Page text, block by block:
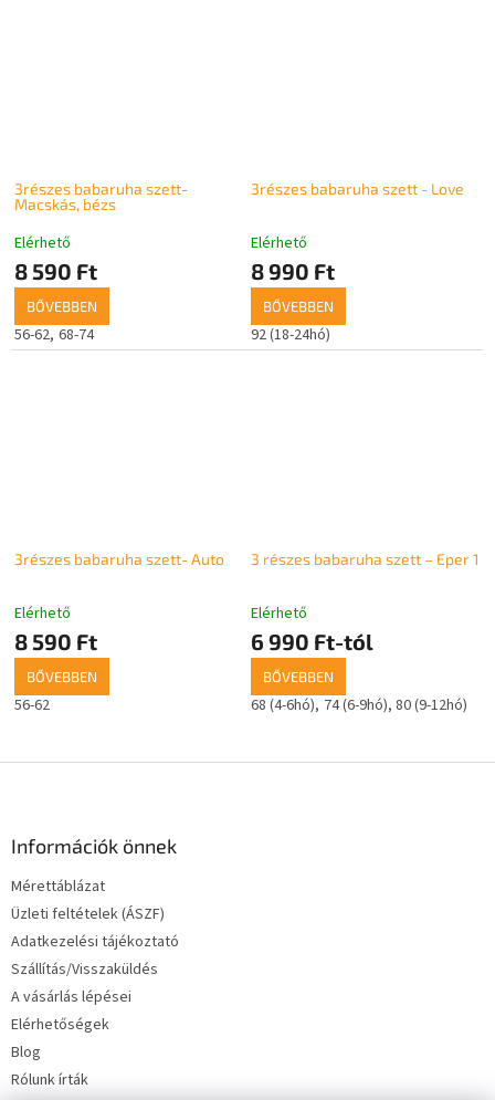
3részes babaruha szett-
Macskás, bézs
Elérhető
8 590 Ft
BŐVEBBEN
56-62 68-74
3részes babaruha szett - Love
Elérhető
8 990 Ft
BŐVEBBEN
92 (18-24hó)
3részes babaruha szett- Auto
Elérhető
8 590 Ft
BŐVEBBEN
56-62
3 részes babaruha szett – Eper 1
Elérhető
6 990 Ft-tól
BŐVEBBEN
68 (4-6hó) 74 (6-9hó) 80 (9-12hó)
Információk önnek
Mérettáblázat
Üzleti feltételek (ÁSZF)
Adatkezelési tájékoztató
Szállítás/Visszaküldés
A vásárlás lépései
Elérhetőségek
Blog
Rólunk írták